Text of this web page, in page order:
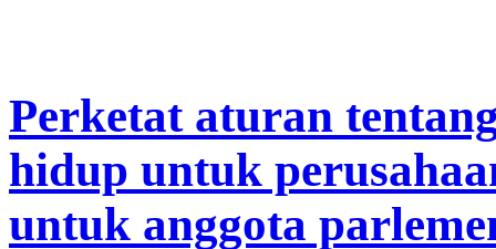
Perketat aturan
hidup untuk
untuk anggota